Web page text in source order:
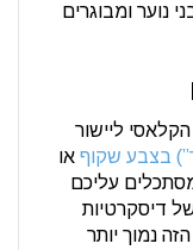
נוער ומבוגרים
ליישור
בצבע שקוף או
עליכם
דיסקרטיות
נמוך יותר